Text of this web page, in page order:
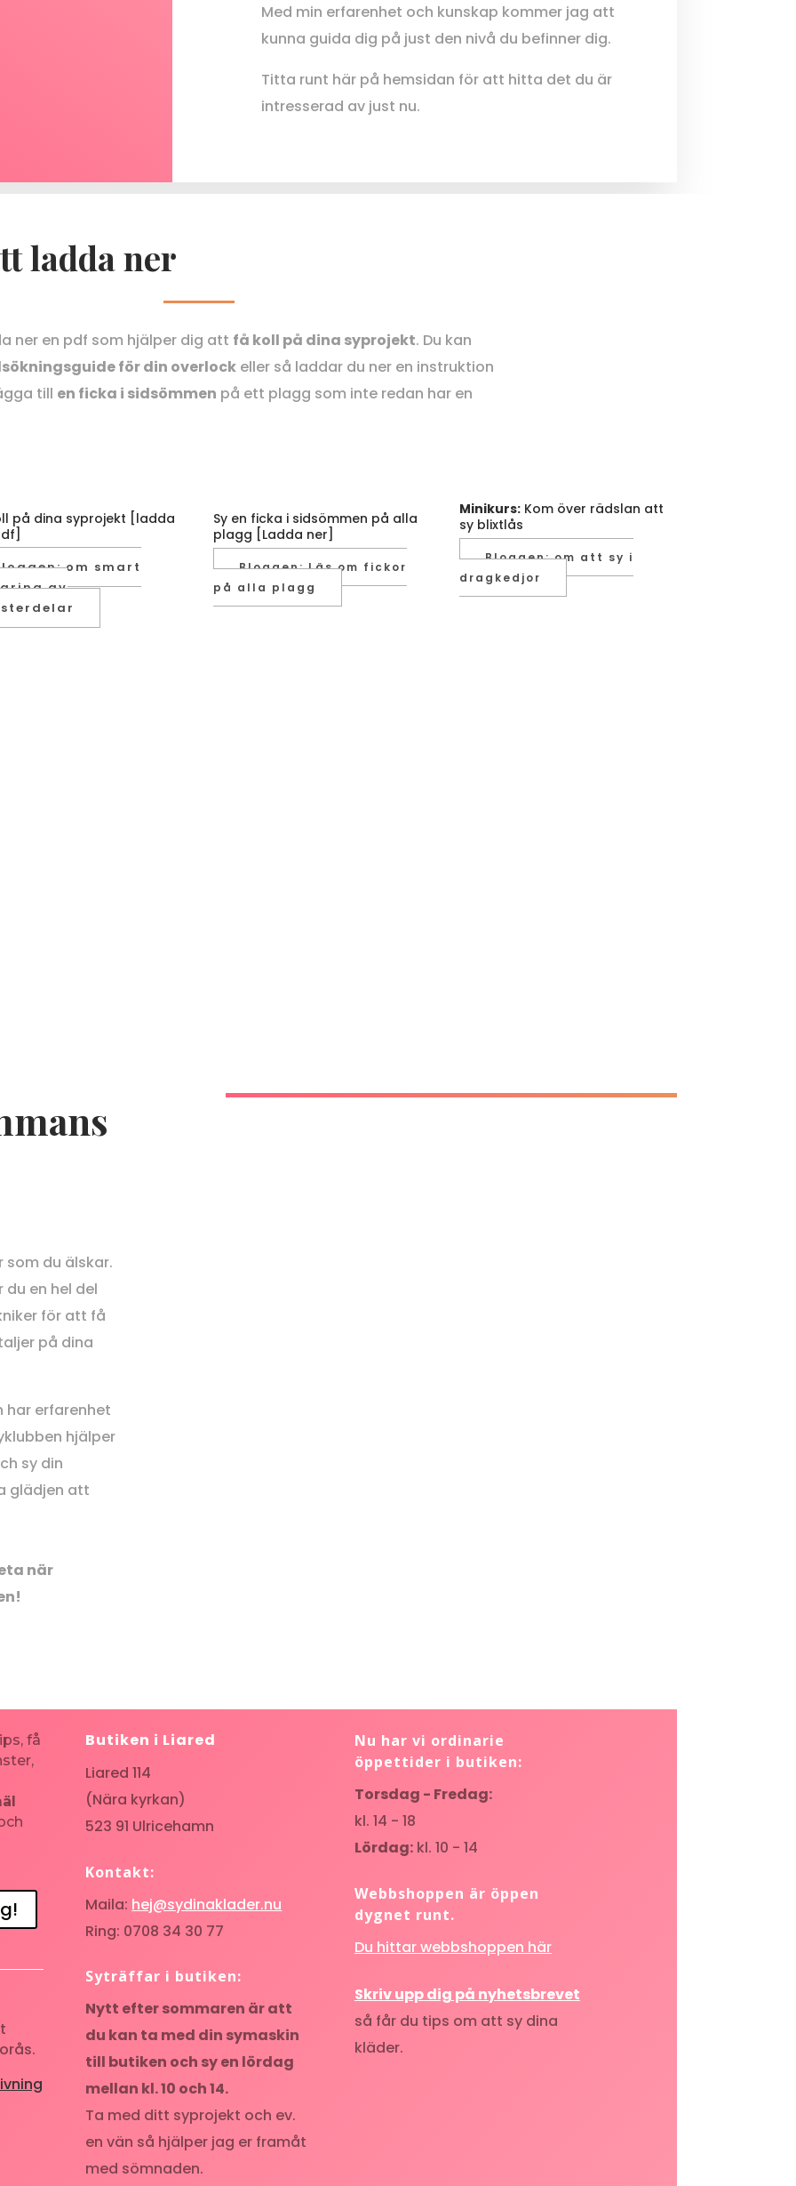
Med min erfarenhet och kunskap kommer jag att
kunna guida dig på just den nivå du befinner dig.
Titta runt här på hemsidan för att hitta det du är
intresserad av just nu.
ladda ner
ner en pdf som hjälper dig att få koll på dina syprojekt. Du kan
för din overlock eller så laddar du ner en instruktion
till en ficka i sidsömmen på ett plagg som inte redan har en
på dina syprojekt [ladda
om smart
av
Sy en ficka i sidsömmen på alla
plagg [Ladda ner]
Bloggen: Läs om fickor
på alla plagg
Minikurs:Kom över rädslan att
sy blixtlås
Bloggen: om att sy i
dragkedjor
som du älskar.
en hel del
för att få
på dina
har erfarenhet
hjälper
sy din
glädjen att
när
få
Butiken i Liared
Liared 114
(Nära kyrkan)
523 91 Ulricehamn
Kontakt:
Maila: hej@sydinaklader.nu
Ring: 0708 34 30 77
Syträffar i butiken:
Nytt efter sommaren är att
du kan ta med din symaskin
till butiken och sy en lördag
mellan kl. 10 och 14.
Ta med ditt syprojekt och ev.
en vän så hjälper jag er framåt
med sömnaden.
Nu har vi ordinarie
öppettider i butiken:
Torsdag - Fredag:
kl. 14 - 18
Lördag:kl. 10 - 14
Webbshoppen är öppen
dygnet runt.
Du hittar webbshoppen här
Skriv upp dig på nyhetsbrevet
så får du tips om att sy dina
kläder.